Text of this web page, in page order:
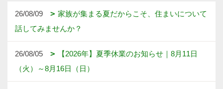
26/08/09
家族が集まる夏だからこそ、住まいについて
話してみませんか？
26/08/05
【2026年】夏季休業のお知らせ｜8月11日
（火）～8月16日（日）